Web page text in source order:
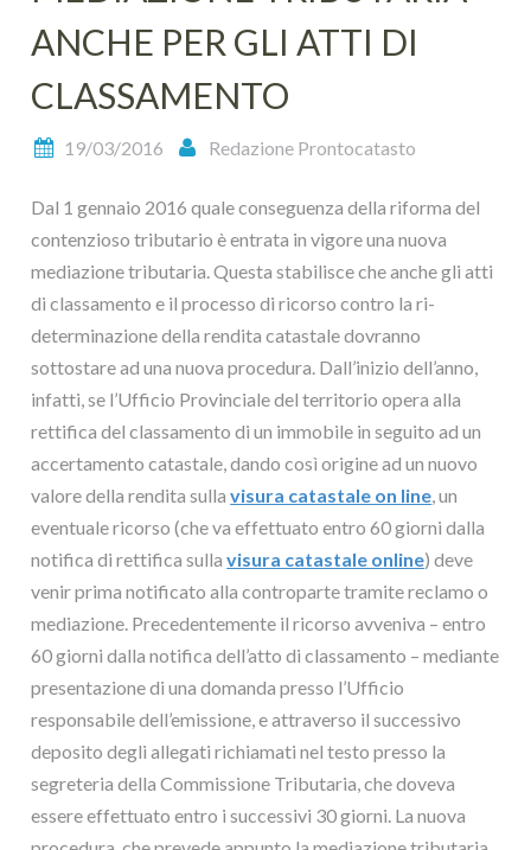
ANCHE PER GLI ATTI DI
CLASSAMENTO
19/03/2016 Redazione Prontocatasto
Dal 1 gennaio 2016 quale conseguenza della riforma del
contenzioso tributario è entrata in vigore una nuova
mediazione tributaria. Questa stabilisce che anche gli atti
di classamento e il processo di ricorso contro la ri-
determinazione della rendita catastale dovranno
sottostare ad una nuova procedura. Dall’inizio dell’anno,
infatti, se l’Ufficio Provinciale del territorio opera alla
rettifica del classamento di un immobile in seguito ad un
accertamento catastale, dando così origine ad un nuovo
valore della rendita sullavisura catastale on line, un
eventuale ricorso (che va effettuato entro 60 giorni dalla
notifica di rettifica sullavisura catastale online) deve
venir prima notificato alla controparte tramite reclamo o
mediazione. Precedentemente il ricorso avveniva – entro
60 giorni dalla notifica dell’atto di classamento – mediante
presentazione di una domanda presso l’Ufficio
responsabile dell’emissione, e attraverso il successivo
deposito degli allegati richiamati nel testo presso la
segreteria della Commissione Tributaria, che doveva
essere effettuato entro i successivi 30 giorni. La nuova